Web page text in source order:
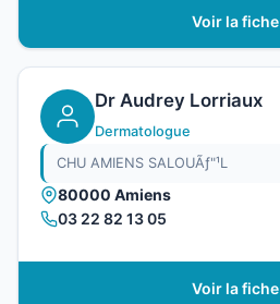
Voir la fiche
Dr Audrey Lorriaux
Dermatologue
CHU AMIENS SALOUÃƒ"¹L
80000 Amiens
03 22 82 13 05
Voir la fiche